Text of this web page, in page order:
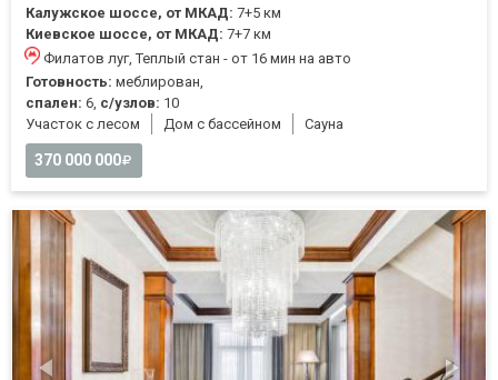
Калужское шоссе, от МКАД: 7+5 км
Киевское шоссе, от МКАД: 7+7 км
Филатов луг, Теплый стан - от 16 мин на авто
Готовность: меблирован,
спален: 6, с/узлов: 10
Участок с лесом
Дом с бассейном Cауна
370 000 000